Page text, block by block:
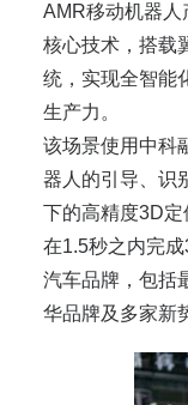
AMR移动机器
核心技术，搭载
统，实现全智能
生产力。
该场景使用中科
器人的引导、识
下的高精度3D
在1.5秒之内完
汽车品牌，包括
华品牌及多家新